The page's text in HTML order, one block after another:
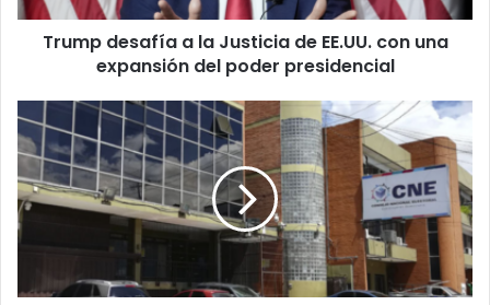
precaución para evitar tragedias en las carreteras.
una
expansión
presidencial
Trump desafía a la Justicia de EE.UU. con una
expansión del poder presidencial
SEFIN
completa
transferencia
de
L1,492
millones
para